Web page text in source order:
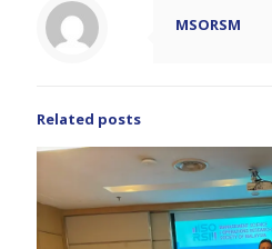
MSORSM
Related posts